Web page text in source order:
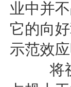
业中并
它的向
示范效应
将视